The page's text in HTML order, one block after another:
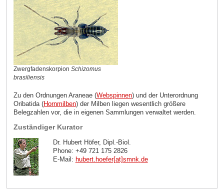
Zwergfadenskorpion Schizomus
brasiliensis
Zu den Ordnungen Araneae (Webspinnen) und der Unterordnung
Oribatida (Hornmilben) der Milben liegen wesentlich größere
Belegzahlen vor, die in eigenen Sammlungen verwaltet werden.
Zuständiger Kurator
Dr. Hubert Höfer, Dipl.-Biol.
Phone: +49 721 175 2826
E-Mail: hubert.hoefer[at]smnk de